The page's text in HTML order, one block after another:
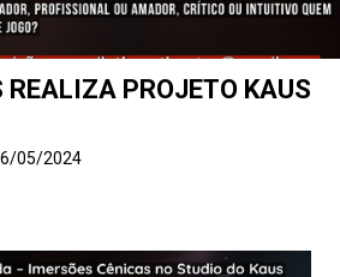
REALIZA PROJETO KAUS
05/2024